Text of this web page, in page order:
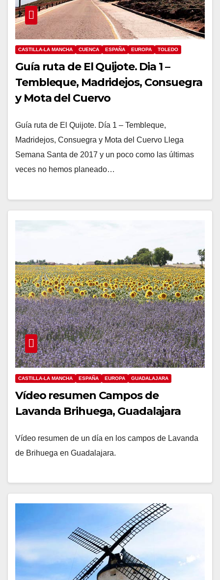
CASTILLA-LA MANCHA CUENCA ESPAÑA EUROPA TOLEDO
Guía ruta de El Quijote. Dia 1 –
Tembleque, Madridejos, Consuegra
y Mota del Cuervo
Guía ruta de El Quijote. Día 1 – Tembleque,
Madridejos, Consuegra y Mota del Cuervo Llega
Semana Santa de 2017 y un poco como las últimas
veces no hemos planeado…
CASTILLA-LA MANCHA ESPAÑA EUROPA GUADALAJARA
Vídeo resumen Campos de
Lavanda Brihuega, Guadalajara
Vídeo resumen de un día en los campos de Lavanda
de Brihuega en Guadalajara.